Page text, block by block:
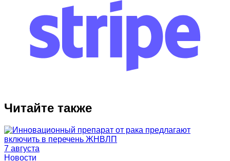
Читайте также
7 августа
Новости